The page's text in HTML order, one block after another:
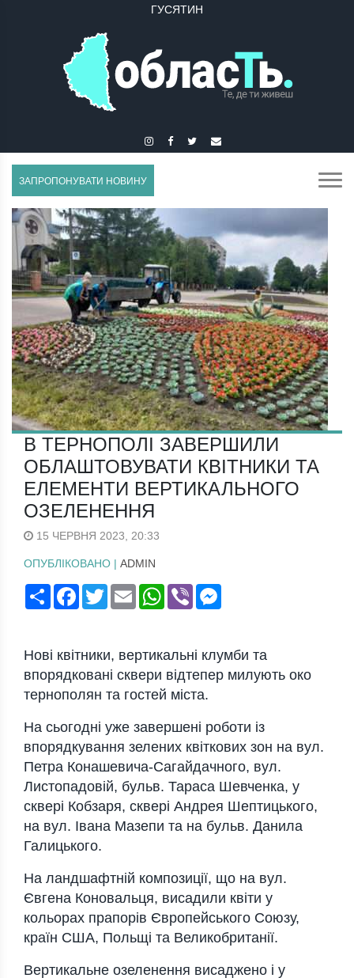
ГУСЯТИН
ЗАПРОПОНУВАТИ НОВИНУ
В ТЕРНОПОЛІ ЗАВЕРШИЛИ
ОБЛАШТОВУВАТИ КВІТНИКИ ТА
ЕЛЕМЕНТИ ВЕРТИКАЛЬНОГО
ОЗЕЛЕНЕННЯ
15 ЧЕРВНЯ 2023, 20:33
ОПУБЛІКОВАНО | ADMIN
ПоширитиFacebook
TwitterEmail WhatsApp
Viber
Нові квітники, вертикальні клумби та
впорядковані сквери відтепер милують око
тернополян та гостей міста.
На сьогодні уже завершені роботи із
впорядкування зелених квіткових зон на вул.
Петра Конашевича-Сагайдачного, вул.
Листопадовій, бульв. Тараса Шевченка, у
сквері Кобзаря, сквері Андрея Шептицького,
на вул. Івана Мазепи та на бульв. Данила
Галицького.
На ландшафтній композиції, що на вул.
Євгена Коновальця, висадили квіти у
кольорах прапорів Європейського Союзу,
країн США, Польщі та Великобританії.
Вертикальне озеленення висаджено і у